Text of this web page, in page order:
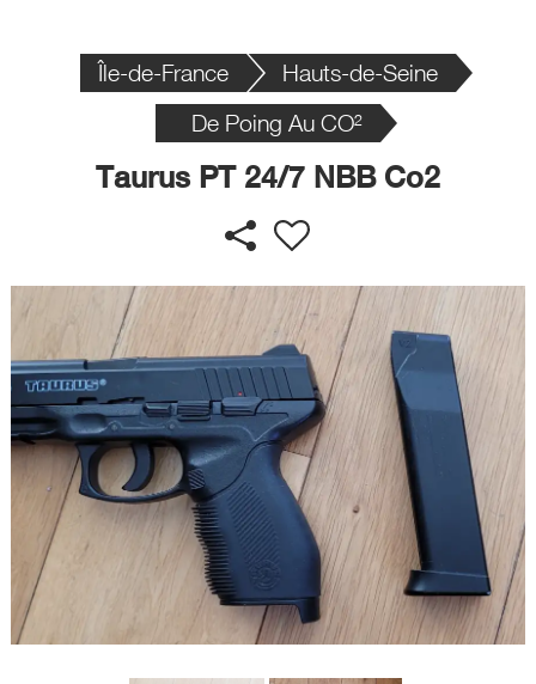
Île-de-France
Hauts-de-Seine
De Poing Au CO²
Taurus PT 24/7 NBB Co2